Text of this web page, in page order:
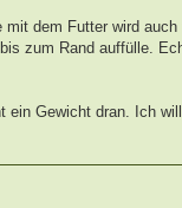
dem Futter wird
zum Rand auffülle.
ein Gewicht dran. Ich